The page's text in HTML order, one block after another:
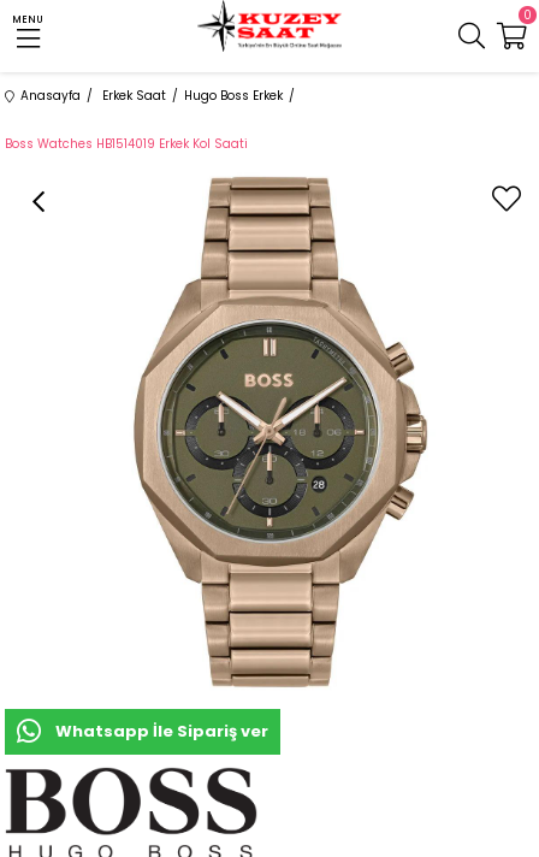
MENU 0
Anasayfa Erkek Saat Hugo Boss Erkek
Boss Watches HB1514019 Erkek Kol Saati
Whatsapp İle Sipariş ver